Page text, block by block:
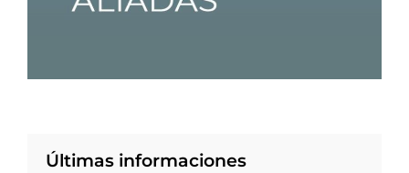
Últimas informaciones